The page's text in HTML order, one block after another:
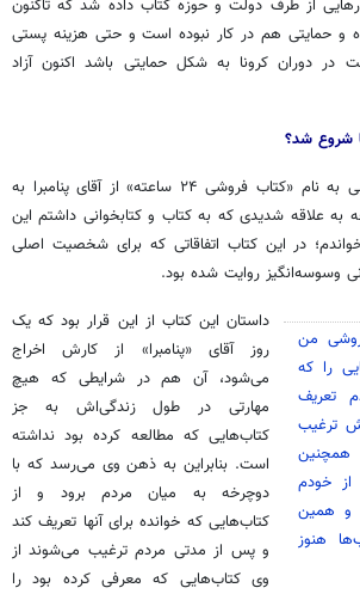
از طرف دولت و حوزه کتاب داده شد که تاکنون
و حمایتی هم در کار نبوده است و حتی هزینه پستی
در دوران کرونا به شکل حمایتی باشد اکنون آزاد
شروع شد؟
در دوران سربازی یک کتابی به نام «کتاب فروشی ۲۴ ساعته» از آقای پنامبرا به
علاقه شدیدی که به کتاب و کتابخوانی داشتم این
در این کتاب اتفاقاتی که برای شخصیت اصلی
وسوسه‌انگیز روایت شده بود.
من
را که
تعریف
ترغیب
همچنین
از خودم
و همین
هنوز
داستان این کتاب از این قرار بود که یک
روز آقای «پنامبرا» از کارش اخراج
می‌شود، آن هم در شرایطی که هیچ
مهارتی در طول زندگی‌اش به جز
کتاب‌هایی که مطالعه کرده بود نداشته
است. بنابراین به ذهن وی می‌رسد که با
دوچرخه به میان مردم برود و از
کتاب‌هایی که خوانده برای آنها تعریف کند
و پس از مدتی مردم ترغیب می‌شوند از
وی کتاب‌هایی که معرفی کرده بود را